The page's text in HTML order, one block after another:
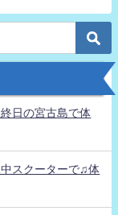
日の宮古島で体
スクーターで♫体